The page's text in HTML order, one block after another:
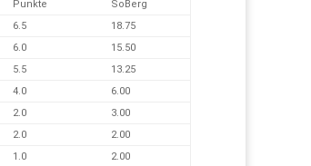
Punkte
SoBerg
6.5
18.75
6.0
15.50
5.5
13.25
4.0
6.00
2.0
3.00
2.0
2.00
1.0
2.00